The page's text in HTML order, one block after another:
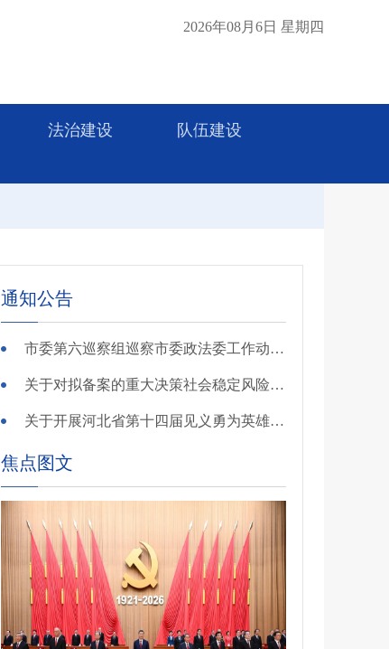
2026年08月6日 星期四
法治建设
队伍建设
通知公告
市委第六巡察组巡察市委政法委工作动员会召开
关于对拟备案的重大决策社会稳定风险评估第三方机构进行公示的公告
关于开展河北省第十四届见义勇为英雄 （群体）评选的公示
焦点图文